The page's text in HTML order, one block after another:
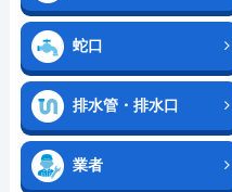
蛇口
排水管・排水口
業者